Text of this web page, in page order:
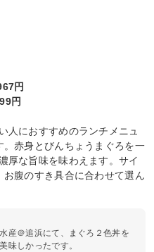
円
円
人におすすめのランチメニュ
赤身とびんちょうまぐろを一
厚な旨味を味わえます。サイ
腹のすき具合に合わせて選ん
産＠追浜にて、まぐろ２色丼を
味しかったです。